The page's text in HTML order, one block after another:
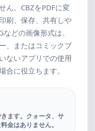
ん。CBZをPDFに変
刷、保存、共有しや
どの画像形式は、
、またはコミックブ
ないアプリでの使用
合に役立ちます。
ます。クォータ、サ
金はありません。